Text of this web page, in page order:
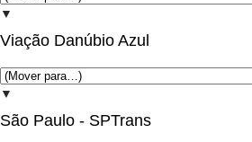
▼
Viação Danúbio Azul
▼
São Paulo - SPTrans